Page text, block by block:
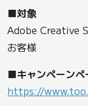
■対象
Adobe Creative
お客様
■キャンペーンペ
https://